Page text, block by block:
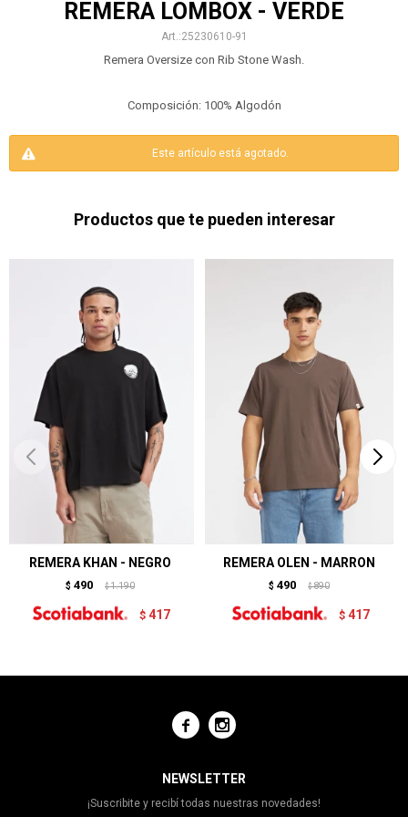
REMERA LOMBOX - VERDE
25230610-91
Remera Oversize con Rib Stone Wash.
Composición: 100% Algodón
Este artículo está agotado.
Productos que te pueden interesar
REMERA KHAN - NEGRO
$ 490 $ 1.190
$ 417
REMERA OLEN - MARRON
$ 490 $ 890
$ 417
 
NEWSLETTER
¡Suscribite y recibí todas nuestras novedades!